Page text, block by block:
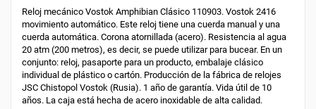
Reloj mecánico Vostok Amphibian Clásico 110903. Vostok 2416
movimiento automático. Este reloj tiene una cuerda manual y una
cuerda automática. Corona atornillada (acero). Resistencia al agua
20 atm (200 metros), es decir, se puede utilizar para bucear. En un
conjunto: reloj, pasaporte para un producto, embalaje clásico
individual de plástico o cartón. Producción de la fábrica de relojes
JSC Chistopol Vostok (Rusia). 1 año de garantía. Vida útil de 10
años. La caja está hecha de acero inoxidable de alta calidad.